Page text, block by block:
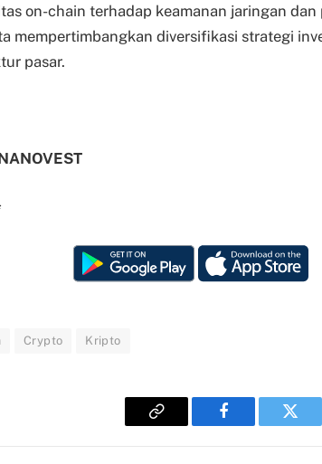
on-chain terhadap keamanan jaringan
mempertimbangkan diversifikasi strategi
pasar.
Crypto Kripto
Copy
Facebook